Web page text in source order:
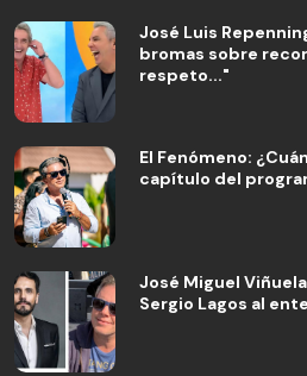
José Luis
bromas sobre
respeto..."
El Fenómeno:
capítulo del
José Miguel
Sergio Lagos al